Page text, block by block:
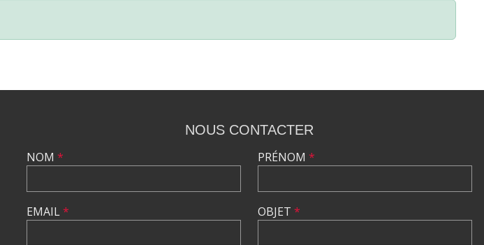
NOUS CONTACTER
NOM *
EMAIL*
PRÉNOM *
OBJET *